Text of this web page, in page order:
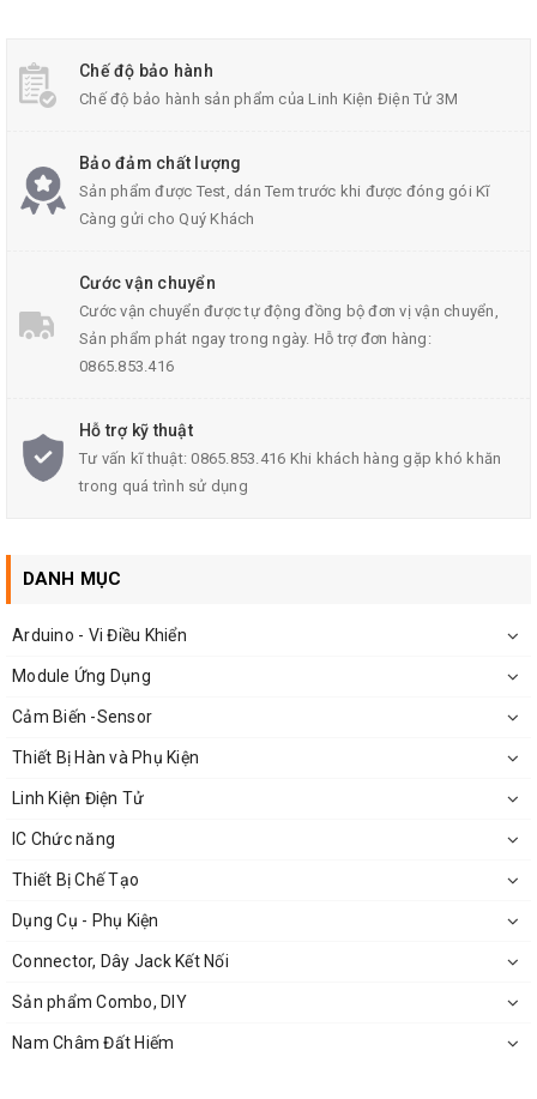
Bộ Dây Đai Máy Mài MB775 330*10mm
Thông Số Kỹ Thuật:
Được làm từ giấy giáp có độ bền cao
Kích Thước Bộ Dây Đai Máy Mài MB775 330*10mm
Chế độ bảo hành
Chế độ bảo hành sản phẩm của Linh Kiện Điện Tử 3M
Bảo đảm chất lượng
Sản phẩm được Test, dán Tem trước khi được đóng gói Kĩ
Càng gửi cho Quý Khách
Cước vận chuyển
Cước vận chuyển được tự động đồng bộ đơn vị vận chuyển,
Sản phẩm phát ngay trong ngày. Hỗ trợ đơn hàng:
0865.853.416
Hỗ trợ kỹ thuật
Tư vấn kĩ thuật: 0865.853.416 Khi khách hàng gặp khó khăn
trong quá trình sử dụng
DANH MỤC
Arduino - Vi Điều Khiển
Module Ứng Dụng
Cảm Biến -Sensor
Thiết Bị Hàn và Phụ Kiện
Linh Kiện Điện Tử
IC Chức năng
Thiết Bị Chế Tạo
Dụng Cụ - Phụ Kiện
Connector, Dây Jack Kết Nối
Sản phẩm Combo, DIY
Nam Châm Đất Hiếm